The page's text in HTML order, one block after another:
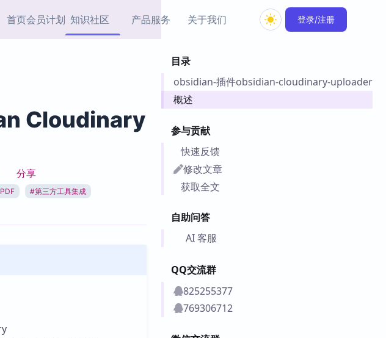
首页会员计划 知识社区
协作者
Zotero 专题
Obsidian 专题
产品服务
件
源与加速
Obsidian 思维导图插件
Zettelkasten 实践示例
Obsidian 教程
关于我们 登录/注册
目录
obsidian-插件obsidian-cloudinary-uploader
概述
参与贡献
快速反馈
修改文章
获取全文
自助问答
AI 客服
QQ交流群
825255377
769306712
Cloudinary
分享
#第三方工具集成